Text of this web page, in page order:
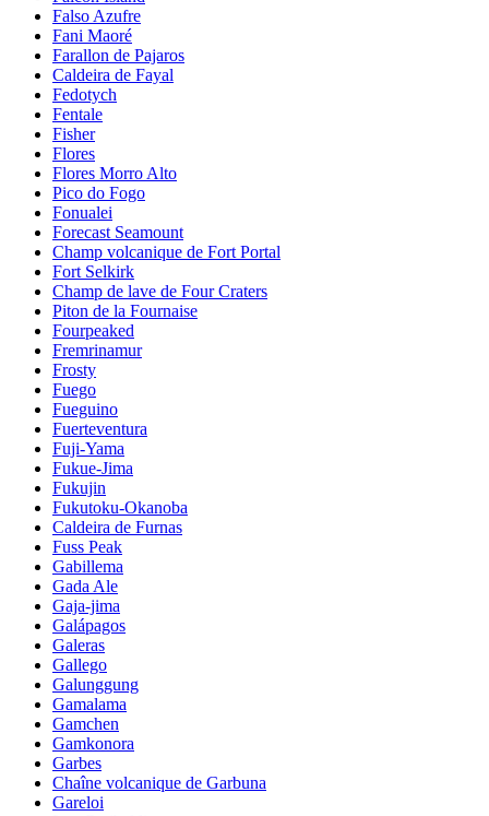
Falso Azufre
Fani Maoré
Farallon de Pajaros
Caldeira de Fayal
Fedotych
Fentale
Fisher
Flores
Flores Morro Alto
Pico do Fogo
Fonualei
Forecast Seamount
Champ volcanique de Fort Portal
Fort Selkirk
Champ de lave de Four Craters
Piton de la Fournaise
Fourpeaked
Fremrinamur
Frosty
Fuego
Fueguino
Fuerteventura
Fuji-Yama
Fukue-Jima
Fukujin
Fukutoku-Okanoba
Caldeira de Furnas
Fuss Peak
Gabillema
Gada Ale
Gaja-jima
Galápagos
Galeras
Gallego
Galunggung
Gamalama
Gamchen
Gamkonora
Garbes
Chaîne volcanique de Garbuna
Gareloi